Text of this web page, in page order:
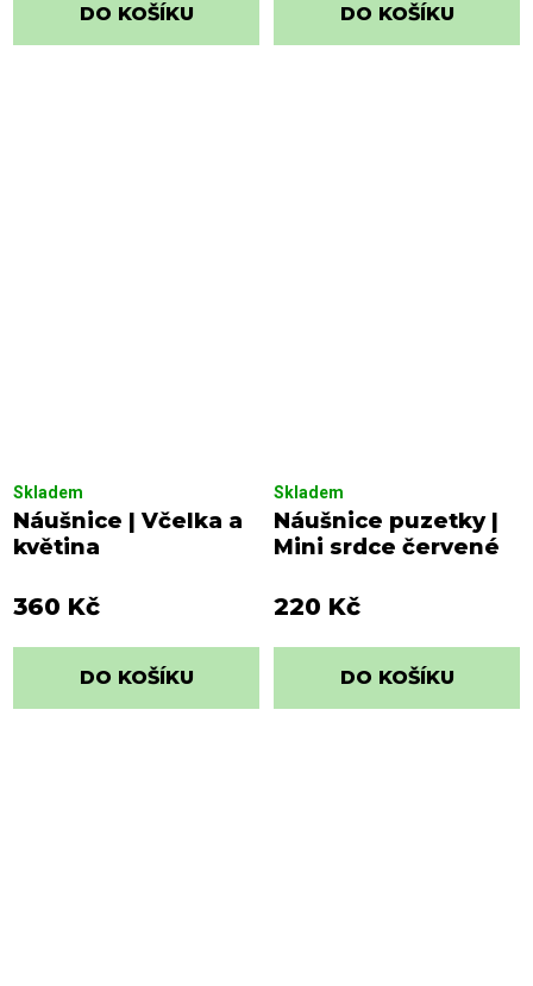
DO KOŠÍKU DO KOŠÍKU
Náušnice | Včelka a
květina
Skladem
360 Kč
DO KOŠÍKU
Náušnice puzetky |
Mini srdce červené
Skladem
220 Kč
DO KOŠÍKU